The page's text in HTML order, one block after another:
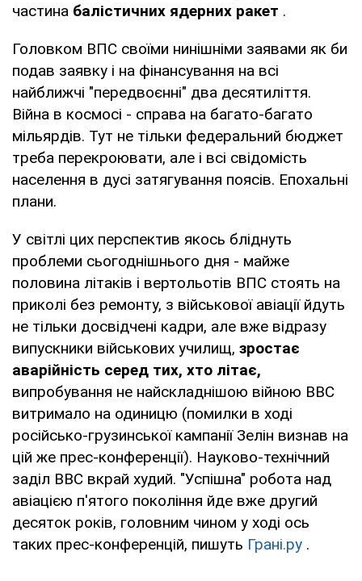
частина балістичних ядерних ракет .
Головком ВПС своїми нинішніми заявами як би
подав заявку і на фінансування на всі
найближчі "передвоєнні" два десятиліття.
Війна в космосі - справа на багато-багато
мільярдів. Тут не тільки федеральний бюджет
треба перекроювати, але і всі свідомість
населення в дусі затягування поясів. Епохальні
плани.
У світлі цих перспектив якось бліднуть
проблеми сьогоднішнього дня - майже
половина літаків і вертольотів ВПС стоять на
приколі без ремонту, з військової авіації йдуть
не тільки досвідчені кадри, але вже відразу
випускники військових училищ, зростає
аварійність серед тих, хто літає,
випробування не найскладнішою війною ВВС
витримало на одиницю (помилки в ході
російсько-грузинської кампанії Зелін визнав на
цій же прес-конференції). Науково-технічний
заділ ВВС вкрай худий. "Успішна" робота над
авіацією п'ятого покоління йде вже другий
десяток років, головним чином у ході ось
таких прес-конференцій, пишуть Грані.ру .